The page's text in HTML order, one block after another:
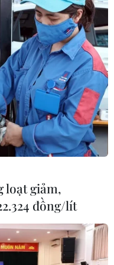
tươi
y
loạt giảm,
đồng/lít